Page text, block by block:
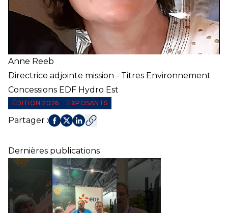
Anne Reeb
Directrice adjointe mission - Titres Environnement
Concessions EDF Hydro Est
ÉDITION 2026 EXPOSANTS
Partager :
Dernières publications